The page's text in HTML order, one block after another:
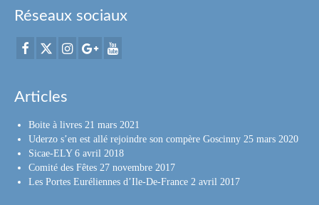
Réseaux sociaux
Articles
Boite à livres 21 mars 2021
Uderzo s’en est allé rejoindre son compère Goscinny 25 mars 2020
Sicae-ELY 6 avril 2018
Comité des Fêtes 27 novembre 2017
Les Portes Euréliennes d’Ile-De-France 2 avril 2017